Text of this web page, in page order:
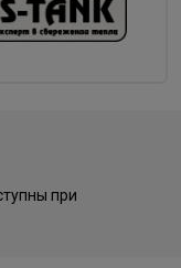
при